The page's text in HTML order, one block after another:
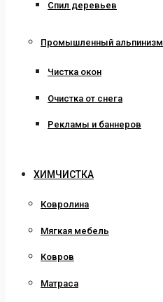
Спил деревьев
Промышленный альпинизм
Чистка окон
Очистка от снега
Рекламы и баннеров
ХИМЧИСТКА
Ковролина
Мягкая мебель
Ковров
Матраса